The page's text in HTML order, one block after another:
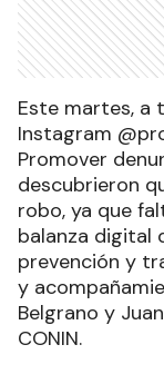
Este martes, a
Instagram
Promover
descubrieron
robo, ya que
balanza digital
prevención y
y
Belgrano y
CONIN.